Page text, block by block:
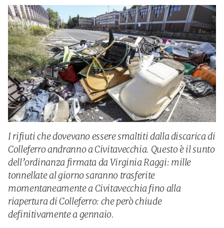
I rifiuti che dovevano essere smaltiti dalla discarica di
Colleferro andranno a Civitavecchia. Questo è il sunto
dell’ordinanza firmata da Virginia Raggi: mille
tonnellate al giorno saranno trasferite
momentaneamente a Civitavecchia fino alla
riapertura di Colleferro: che però chiude
definitivamente a gennaio.